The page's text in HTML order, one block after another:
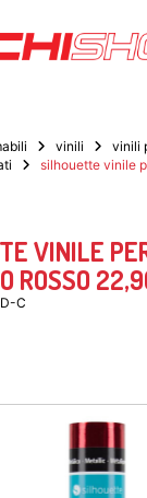
vinili vinili
silhouette vinile
VINILE
ROSSO
C